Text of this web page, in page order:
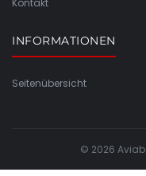
Kontakt
INFORMATIONEN
Seitenübersicht
© 2026